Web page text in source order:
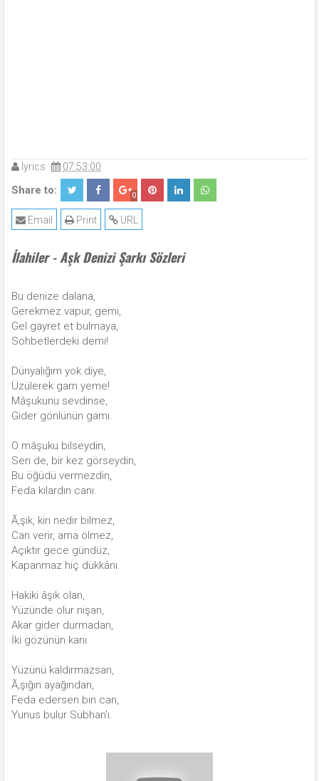
lyrics 07:53:00
Share to: 0
URL
Print
Email
İlahiler - Aşk Denizi Şarkı Sözleri
Bu denize dalana,
Gerekmez vapur, gemi,
Gel gayret et bulmaya,
Sohbetlerdeki demi!
Dünyalığım yok diye,
Üzülerek gam yeme!
Mâşukunu sevdinse,
Gider gönlünün gamı.
O mâşuku bilseydin,
Sen de, bir kez görseydin,
Bu öğüdü vermezdin,
Feda kılardın canı.
Ã‚şık, kin nedir bilmez,
Can verir, ama ölmez,
Açıktır gece gündüz,
Kapanmaz hiç dükkânı.
Hakiki âşık olan,
Yüzünde olur nişan,
Akar gider durmadan,
İki gözünün kanı.
Yüzünü kaldırmazsan,
Ã‚şığın ayağından,
Feda edersen bin can,
Yunus bulur Sübhan'ı.